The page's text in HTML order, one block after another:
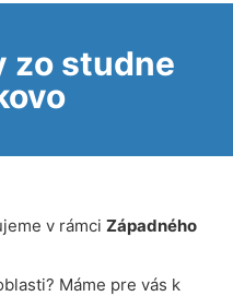
zo studne
v rámci Západného
Máme pre vás k